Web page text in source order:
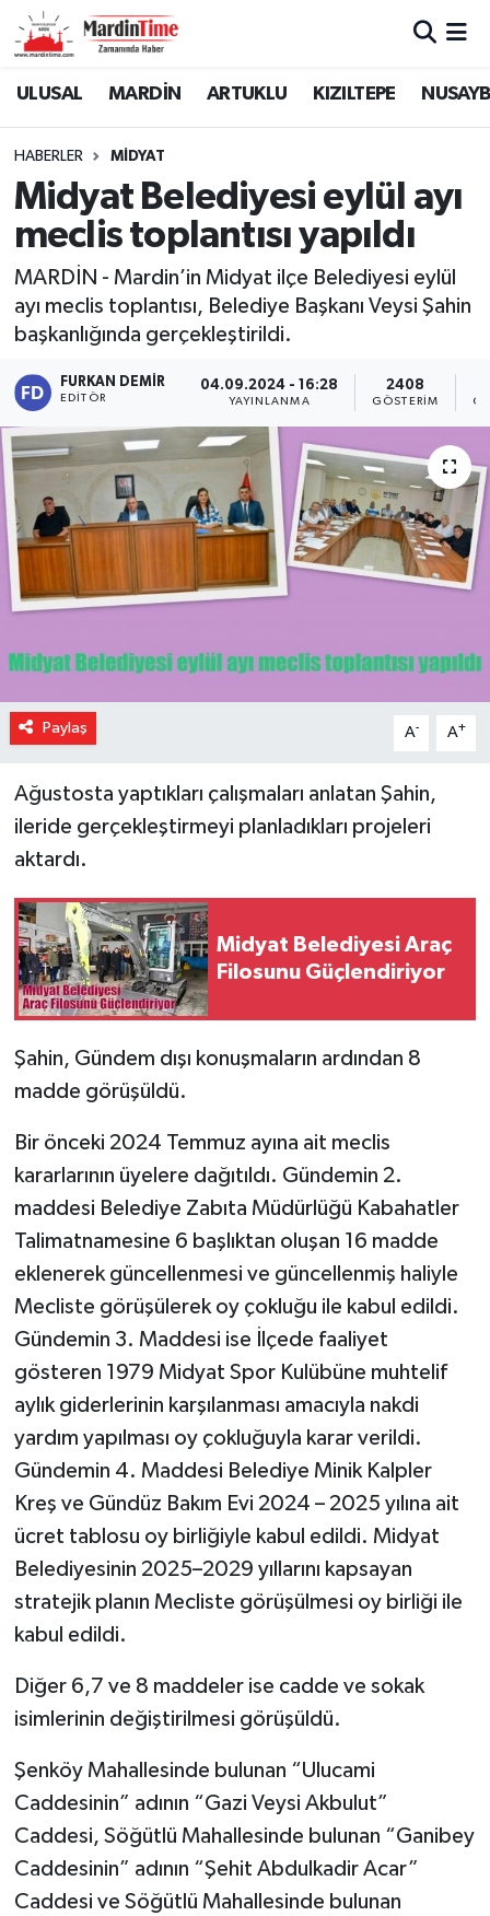
ULUSAL MARDİN ARTUKLU KIZILTEPE
HABERLER MİDYAT
Midyat Belediyesi eylül ayı
meclis toplantısı yapıldı
MARDİN - Mardin’in Midyat ilçe Belediyesi eylül
ayı meclis toplantısı, Belediye Başkanı Veysi Şahin
başkanlığında gerçekleştirildi.
FURKAN DEMIR
EDITÖR
04.09.2024 - 16:28
YAYINLANMA
2408
GÖSTERIM
Paylaş A- A+
Ağustosta yaptıkları çalışmaları anlatan Şahin,
ileride gerçekleştirmeyi planladıkları projeleri
aktardı.
Midyat Belediyesi Araç
Filosunu Güçlendiriyor
Şahin, Gündem dışı konuşmaların ardından 8
madde görüşüldü.
Bir önceki 2024 Temmuz ayına ait meclis
kararlarının üyelere dağıtıldı. Gündemin 2.
maddesi Belediye Zabıta Müdürlüğü Kabahatler
Talimatnamesine 6 başlıktan oluşan 16 madde
eklenerek güncellenmesi ve güncellenmiş haliyle
Mecliste görüşülerek oy çokluğu ile kabul edildi.
Gündemin 3. Maddesi ise İlçede faaliyet
gösteren 1979 Midyat Spor Kulübüne muhtelif
aylık giderlerinin karşılanması amacıyla nakdi
yardım yapılması oy çokluğuyla karar verildi.
Gündemin 4. Maddesi Belediye Minik Kalpler
Kreş ve Gündüz Bakım Evi 2024 – 2025 yılına ait
ücret tablosu oy birliğiyle kabul edildi. Midyat
Belediyesinin 2025–2029 yıllarını kapsayan
stratejik planın Mecliste görüşülmesi oy birliği ile
kabul edildi.
Diğer 6,7 ve 8 maddeler ise cadde ve sokak
isimlerinin değiştirilmesi görüşüldü.
Şenköy Mahallesinde bulunan “Ulucami
Caddesinin” adının “Gazi Veysi Akbulut”
Caddesi, Söğütlü Mahallesinde bulunan “Ganibey
Caddesinin” adının “Şehit Abdulkadir Acar”
Caddesi ve Söğütlü Mahallesinde bulunan
Mardin Nöbetçi Eczaneler
Mardin Namaz Vakitleri
Mardin Trafik Yoğunluk Haritası
Süper Lig Puan Durumu ve Fikstür
Haber Arşivi